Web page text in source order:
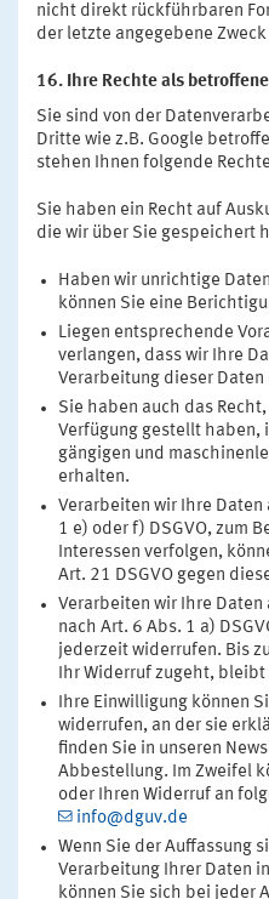
nicht direkt rückführbaren
der letzte angegebene
16. Ihre Rechte als
Sie sind von der
Dritte wie z.B. Google
stehen Ihnen folgende
Sie haben ein Recht auf
die wir über Sie gespeichert
Haben wir unrichtige
können Sie eine
Liegen entsprechende
verlangen, dass wir Ihre
Verarbeitung dieser Daten
Sie haben auch das
Verfügung gestellt haben,
gängigen und
erhalten.
Verarbeiten wir Ihre Daten
1 e) oder f) DSGVO, zum
Interessen verfolgen,
Art. 21 DSGVO gegen
Verarbeiten wir Ihre
nach Art. 6 Abs. 1 a)
jederzeit widerrufen. Bis
Ihr Widerruf zugeht,
Ihre Einwilligung können
widerrufen, an der sie
finden Sie in unseren
Abbestellung. Im Zweifel
oder Ihren Widerruf an
info@dguv.de
Wenn Sie der Auffassung
Verarbeitung Ihrer Daten
können Sie sich bei jeder